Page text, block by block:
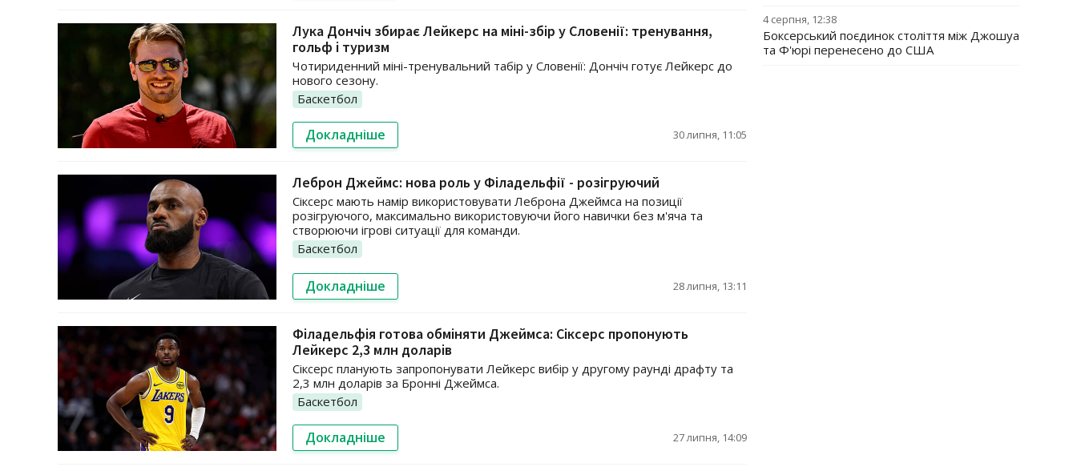
Лука Дончіч збирає Лейкерс на міні-збір у Словенії: тренування,
гольф і туризм
Чотириденний міні-тренувальний табір у Словенії: Дончіч готує Лейкерс до
нового сезону.
Баскетбол
Докладніше 30 липня, 11:05
Леброн Джеймс: нова роль у Філадельфії - розігруючий
Сіксерс мають намір використовувати Леброна Джеймса на позиції
розігруючого, максимально використовуючи його навички без м'яча та
створюючи ігрові ситуації для команди.
Баскетбол
Докладніше 28 липня, 13:11
Філадельфія готова обміняти Джеймса: Сіксерс пропонують
Лейкерс 2,3 млн доларів
Сіксерс планують запропонувати Лейкерс вибір у другому раунді драфту та
2,3 млн доларів за Бронні Джеймса.
Баскетбол
Докладніше 27 липня, 14:09
4 серпня, 12:38
Боксерський поєдинок століття між Джошуа
та Ф'юрі перенесено до США